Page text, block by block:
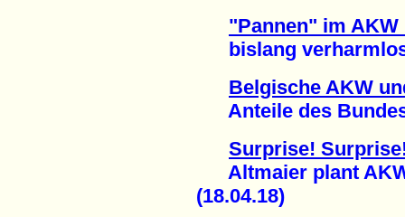
"Pannen" im AKW
bislang
Belgische AKW
Anteile des Bundes
Surprise!
Altmaier plant
(18.04.18)